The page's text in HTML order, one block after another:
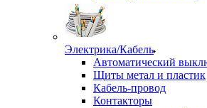
Электрика/Кабель
Автоматический
Щиты метал и пластик
Кабель-провод
Контакторы